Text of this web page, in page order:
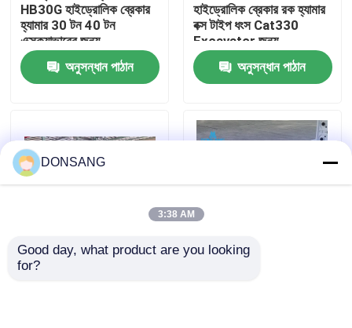
আমাদের সম্পর্কে
কারখানা ভ্রমণ
যোগাযোগ করুন
হাইড্রোলিক রক ব্রেকার
HB30G হাইড্রোলিক ব্রেকার
হ্যামার 30 টন 40 টন
এক্সক্যাভারের জন্য
অনুসন্ধান পাঠান
হাইড্রোলিক ব্রেকার রক হ্যামার
বক্স টাইপ ধংস Cat330
Excavator জন্য
অনুসন্ধান পাঠান
সিজেল 165 মিমি প্রশস্ত
DONSANG
3:38 AM
Good day, what product are you looking
for?